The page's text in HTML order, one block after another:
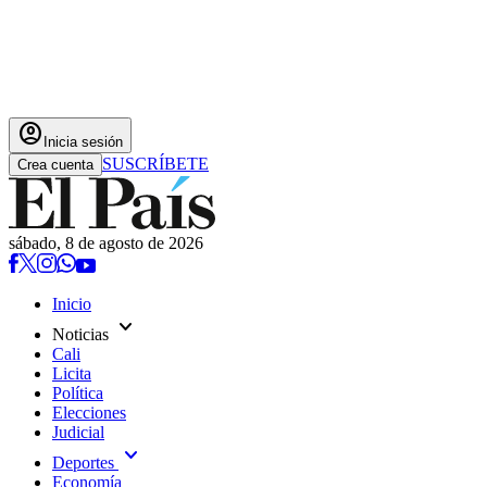
account_circle Inicia sesión
Crea cuenta SUSCRÍBETE
sábado, 8 de agosto de 2026
Inicio
Noticias expand_more
Cali
Licita
Política
Elecciones
Judicial
Deportes expand_more
Economía